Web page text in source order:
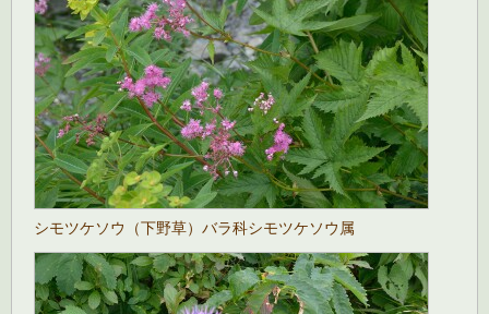
シモツケソウ（下野草）バラ科シモツケソウ属